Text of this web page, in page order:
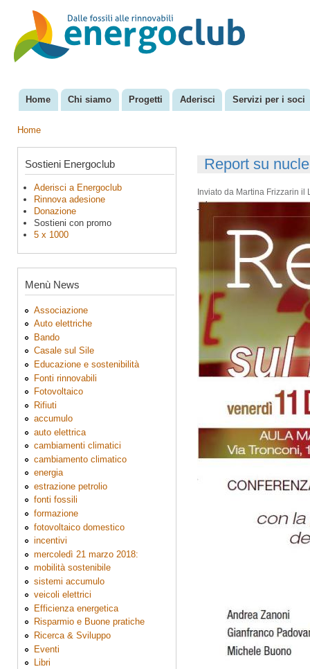
EnergoClub
per la
riconversione
del sistema
Menu principale
Home Chi siamo Progetti Aderisci Servizi per i soci
Home
Sostieni Energoclub
Aderisci a Energoclub
Rinnova adesione
Donazione
Sostieni con promo
5 x 1000
Menù News
Associazione
Auto elettriche
Bando
Casale sul Sile
Educazione e sostenibilità
Fonti rinnovabili
Fotovoltaico
Rifiuti
accumulo
auto elettrica
cambiamenti climatici
cambiamento climatico
energia
estrazione petrolio
fonti fossili
formazione
fotovoltaico domestico
incentivi
mercoledì 21 marzo 2018:
mobilità sostenibile
sistemi accumulo
veicoli elettrici
Efficienza energetica
Risparmio e Buone pratiche
Ricerca & Sviluppo
Eventi
Libri
Report su
Inviato da Martina Frizzarin il